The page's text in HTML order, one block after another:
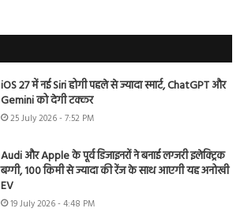
iOS 27 में नई Siri होगी पहले से ज्यादा स्मार्ट, ChatGPT और
Gemini को देगी टक्कर
25 July 2026 - 7:52 PM
Audi और Apple के पूर्व डिजाइनरों ने बनाई लग्जरी इलेक्ट्रिक
बग्गी, 100 किमी से ज्यादा की रेंज के साथ आएगी यह अनोखी
EV
19 July 2026 - 4:48 PM